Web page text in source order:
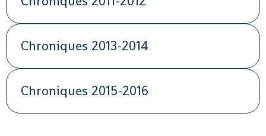
Chroniques 2013-2014
Chroniques 2015-2016